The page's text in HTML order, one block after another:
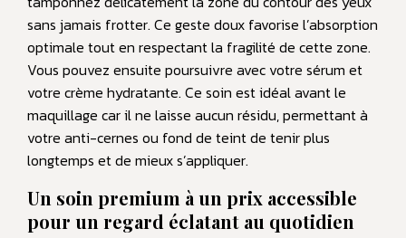
sans jamais frotter. Ce geste doux favorise l’absorption
optimale tout en respectant la fragilité de cette zone.
Vous pouvez ensuite poursuivre avec votre sérum et
votre crème hydratante. Ce soin est idéal avant le
maquillage car il ne laisse aucun résidu, permettant à
votre anti-cernes ou fond de teint de tenir plus
longtemps et de mieux s’appliquer.
Un soin premium à un prix accessible
pour un regard éclatant au quotidien